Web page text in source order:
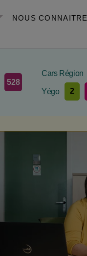
NOUS
528
Cars Région
Yégo 2